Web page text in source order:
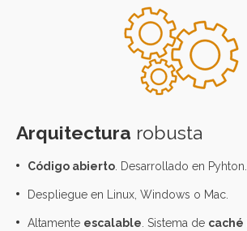
Arquitectura robusta
Código abierto. Desarrollado en Pyhton.
Despliegue en Linux, Windows o Mac.
Altamente escalable. Sistema de caché